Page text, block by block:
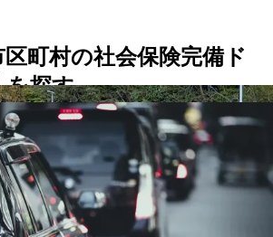
町村の社会保険完備ド
を探す
大館市 鹿角市由利本荘市潟
にかほ市 仙北市 鹿角郡小坂町山本郡八峰
郡羽後町
北】他の都道府県から